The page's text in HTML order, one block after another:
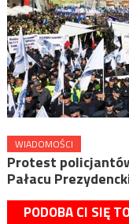
WIADOMOŚCI
Protest
Pałacu
PODOBA CI SIĘ